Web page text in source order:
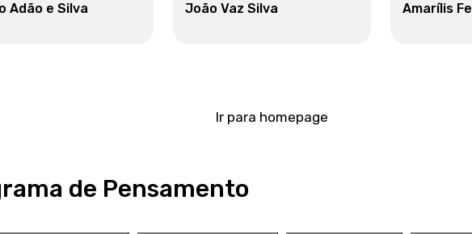
Adão e Silva João Vaz Silva Amarílis
Ir para homepage
de Pensamento